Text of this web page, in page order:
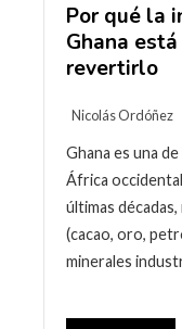
Por qué la
Ghana
revertirlo
Nicolás Ordóñez
Ghana es una
África
últimas
(cacao, oro,
minerales